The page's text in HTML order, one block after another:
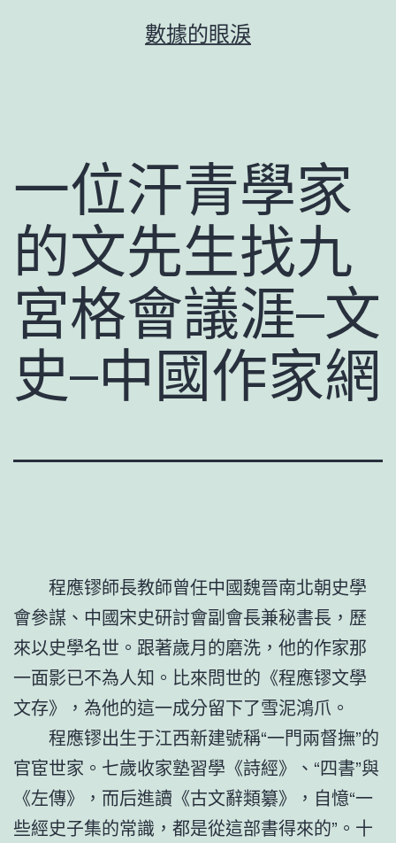
數據的眼淚
一位汗青學家
的文先生找九
宮格會議涯–文
史–中國作家網
程應镠師長教師曾任中國魏晉南北朝史學
會參謀、中國宋史研討會副會長兼秘書長，歷
來以史學名世。跟著歲月的磨洗，他的作家那
一面影已不為人知。比來問世的《程應镠文學
文存》，為他的這一成分留下了雪泥鴻爪。
程應镠出生于江西新建號稱“一門兩督撫”的
官宦世家。七歲收家塾習學《詩經》、“四書”與
《左傳》，而后進讀《古文辭類纂》，自憶“一
些經史子集的常識，都是從這部書得來的”。十